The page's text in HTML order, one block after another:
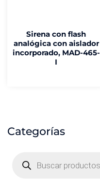
Sirena con flash
analógica con aislador
incorporado, MAD-465-
I
Categorías